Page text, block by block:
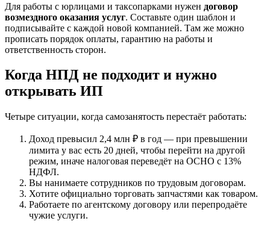
Для работы с юрлицами и таксопарками нужен договор
возмездного оказания услуг. Составьте один шаблон и
подписывайте с каждой новой компанией. Там же можно
прописать порядок оплаты, гарантию на работы и
ответственность сторон.
Когда НПД не подходит и нужно
открывать ИП
Четыре ситуации, когда самозанятость перестаёт работать:
Доход превысил 2,4 млн ₽ в год — при превышении
лимита у вас есть 20 дней, чтобы перейти на другой
режим, иначе налоговая переведёт на ОСНО с 13%
НДФЛ.
Вы нанимаете сотрудников по трудовым договорам.
Хотите официально торговать запчастями как товаром.
Работаете по агентскому договору или перепродаёте
чужие услуги.